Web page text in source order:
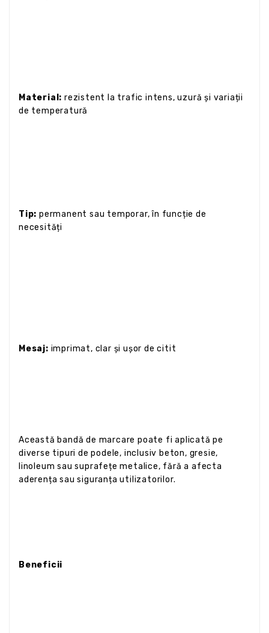
Material: rezistent la trafic intens, uzură și variații
de temperatură
Tip: permanent sau temporar, în funcție de
necesități
Mesaj: imprimat, clar și ușor de citit
Această bandă de marcare poate fi aplicată pe
diverse tipuri de podele, inclusiv beton, gresie,
linoleum sau suprafețe metalice, fără a afecta
aderența sau siguranța utilizatorilor.
Beneficii